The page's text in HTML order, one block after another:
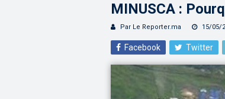
MINUSCA :
Par Le Reporter.ma 15/05/
Facebook Twitter